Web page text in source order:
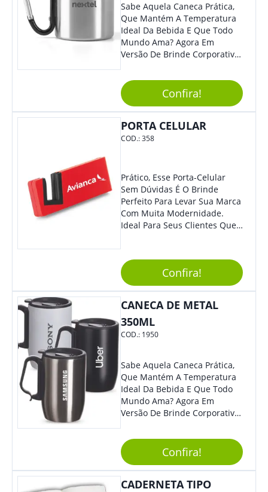
Sabe Aquela Caneca Prática,
Que Mantém A Temperatura
Ideal Da Bebida E Que Todo
Mundo Ama? Agora Em
Versão De Brinde Corporativo
Sua Marca Com Muito Estilo E
Acrescentar Ainda Mais
Praticidade À Eventos E Feiras
De Exposição.
Confira!
PORTA CELULAR
COD.:358
Prático, Esse Porta-Celular
Sem Dúvidas É O Brinde
Perfeito Para Levar Sua Marca
Com Muita Modernidade.
Ideal Para Seus Clientes Que
Sua Empresa Terá O Grande
Destaque Merecido.
Confira!
CANECA DE METAL
350ML
COD.: 1950
Sabe Aquela Caneca Prática,
Que Mantém A Temperatura
Ideal Da Bebida E Que Todo
Mundo Ama? Agora Em
Versão De Brinde Corporativo
Sua Marca Com Muito Estilo E
Acrescentar Ainda Mais
Praticidade À Eventos E Feiras
De Exposição.
Confira!
CADERNETA TIPO